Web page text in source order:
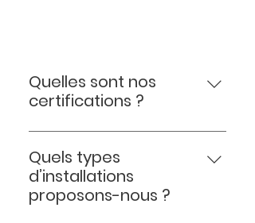
Quelles sont nos
certifications ?
Nous disposons de plusieurs
certifications garantissant la
qualité et la conformité de nos
installations, notamment : RGE
Quels types
d’installations
proposons-nous ?